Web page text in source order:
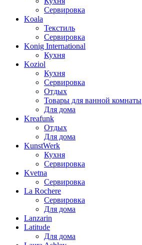
Сервировка
Koala
Текстиль
Сервировка
Konig International
Кухня
Koziol
Кухня
Сервировка
Отдых
Товары для ванной комнаты
Для дома
Kreafunk
Отдых
Для дома
KunstWerk
Кухня
Сервировка
Kvetna
Сервировка
La Rochere
Сервировка
Для дома
Lanzarin
Latitude
Для дома